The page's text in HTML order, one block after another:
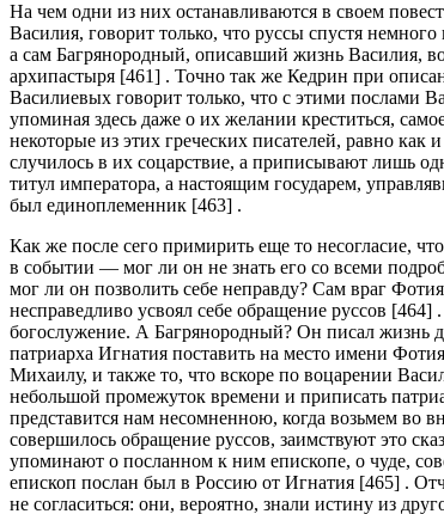
На чем одни из них останавливаются в своем
Василия, говорит только, что руссы спустя
а сам Багрянородный, описавший жизнь Василия,
архипастыря [461] . Точно так же Кедрин при
Василиевых говорит только, что с этими послами
упоминая здесь даже о их желании креститься,
некоторые из этих греческих писателей, равно
случилось в их соцарствие, а приписывают лишь
титул императора, а настоящим государем,
был единоплеменник [463] .
Как же после сего примирить еще то несогласие,
в событии — мог ли он не знать его со всеми
мог ли он позволить себе неправду? Сам враг
несправедливо усвоял себе обращение руссов
богослужение. А Багрянородный? Он писал жизнь
патриарха Игнатия поставить на место имени
Михаилу, и также то, что вскоре по воцарении
небольшой промежуток времени и приписать
представится нам несомненною, когда возьмем во
совершилось обращение руссов, заимствуют это
упоминают о посланном к ним епископе, о чуде,
епископ послан был в Россию от Игнатия [465] .
не согласиться: они, вероятно, знали истину из